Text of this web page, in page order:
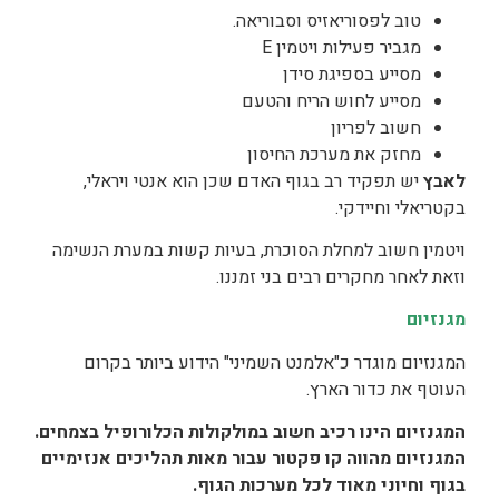
טוב לפסוריאזיס וסבוריאה.
מגביר פעילות ויטמין E
מסייע בספיגת סידן
מסייע לחוש הריח והטעם
חשוב לפריון
מחזק את מערכת החיסון
לאבץיש תפקיד רב בגוף האדם שכן הוא אנטי ויראלי,
בקטריאלי וחיידקי.
ויטמין חשוב למחלת הסוכרת, בעיות קשות במערת הנשימה
וזאת לאחר מחקרים רבים בני זמננו.
מגנזיום
המגנזיום מוגדר כ"אלמנט השמיני" הידוע ביותר בקרום
העוטף את כדור הארץ.
המגנזיום הינו רכיב חשוב במולקולות הכלורופיל בצמחים.
המגנזיום מהווה קו פקטור עבור מאות תהליכים אנזימיים
בגוף וחיוני מאוד לכל מערכות הגוף.